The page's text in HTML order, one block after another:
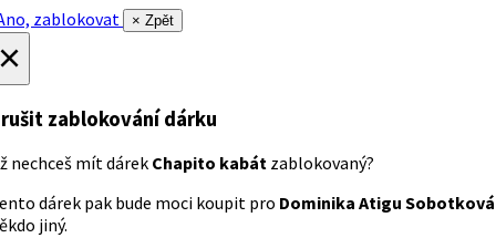
zablokovat
× Zpět
zablokování dárku
nechceš mít dárek Chapito kabát zablokovaný?
dárek pak bude moci koupit pro Dominika Atigu Sobotková
jiný.